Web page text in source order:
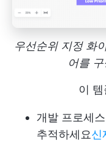
우선순위 지정 화
어를
이
개발 프로세
추적하세요신